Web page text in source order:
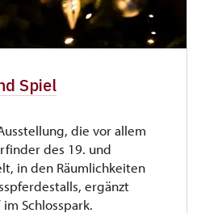
Spiel
die vor allem
des 19. und
in den Räumlichkeiten
ergänzt
im Schlosspark.